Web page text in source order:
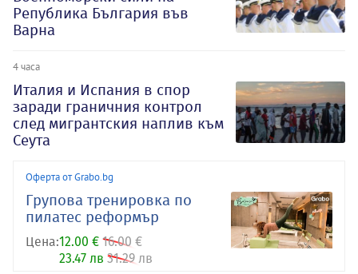
Република България във
Варна
4 часа
Италия и Испания в спор
заради граничния контрол
след мигрантския наплив към
Сеута
Оферта от Grabo.bg
Групова тренировка по
пилатес реформър
Цена:12.00 € 16.00 €
23.47 лв 31.29 лв